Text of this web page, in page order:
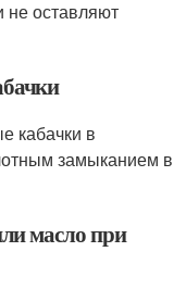
оставляют
кабачки в
замыканием в
масло при